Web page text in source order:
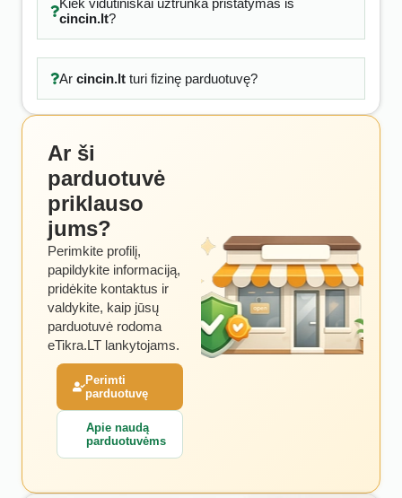
Kiek vidutiniškai užtrunka pristatymas iš
cincin.lt?
Ar cincin.ltturi fizinę parduotuvę?
Ar ši
parduotuvė
priklauso
jums?
Perimkite profilį,
papildykite informaciją,
pridėkite kontaktus ir
valdykite, kaip jūsų
parduotuvė rodoma
eTikra.LT lankytojams.
Perimti
parduotuvę
Apie naudą
parduotuvėms